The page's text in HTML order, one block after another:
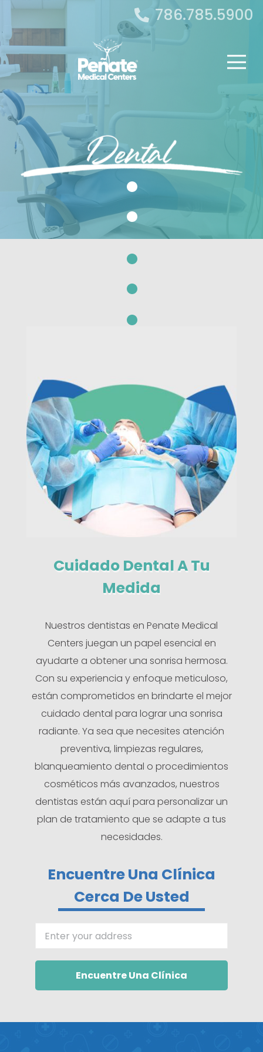
786.785.5900
Cuidado Dental A Tu
Medida
Nuestros dentistas en Penate Medical
Centers juegan un papel esencial en
ayudarte a obtener una sonrisa hermosa.
Con su experiencia y enfoque meticuloso,
están comprometidos en brindarte el mejor
cuidado dental para lograr una sonrisa
radiante. Ya sea que necesites atención
preventiva, limpiezas regulares,
blanqueamiento dental o procedimientos
cosméticos más avanzados, nuestros
dentistas están aquí para personalizar un
plan de tratamiento que se adapte a tus
necesidades.
Encuentre Una Clínica
Cerca De Usted
Enter your address
Encuentre Una Clínica